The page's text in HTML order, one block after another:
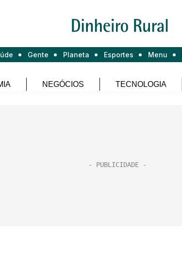
Gente Planeta Esportes Menu
NEGÓCIOS TECNOLOGIA